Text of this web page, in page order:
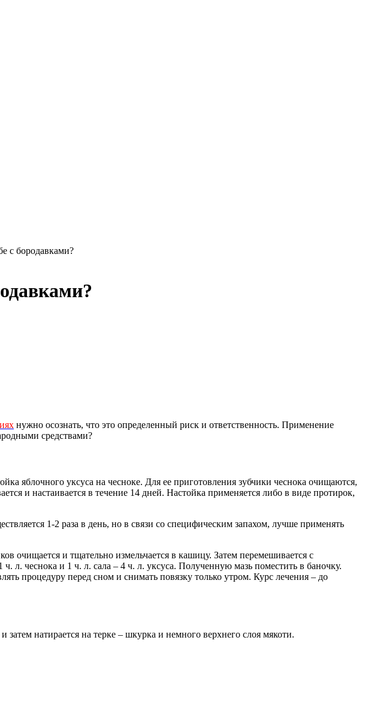
с бородавками?
нужно осознать, что это определенный риск и ответственность. Применение
средствами?
яблочного уксуса на чесноке. Для ее приготовления зубчики чеснока очищаются,
и настаивается в течение 14 дней. Настойка применяется либо в виде протирок,
1-2 раза в день, но в связи со специфическим запахом, лучше применять
очищается и тщательно измельчается в кашицу. Затем перемешивается с
л. чеснока и 1 ч. л. сала – 4 ч. л. уксуса. Полученную мазь поместить в баночку.
процедуру перед сном и снимать повязку только утром. Курс лечения – до
натирается на терке – шкурка и немного верхнего слоя мякоти.